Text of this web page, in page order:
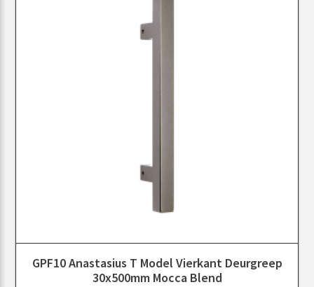
GPF10 Anastasius T Model Vierkant Deurgreep
30x500mm Mocca Blend